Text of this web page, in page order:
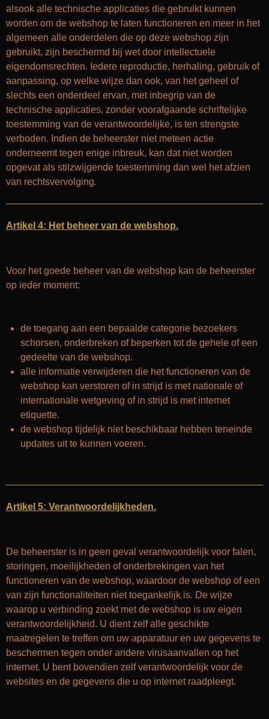
alsook alle technische applicaties die gebruikt kunnen
worden om de webshop te laten functioneren en meer in het
algemeen alle onderdelen die op deze webshop zijn
gebruikt, zijn beschermd bij wet door intellectuele
eigendomsrechten. Iedere reproductie, herhaling, gebruik of
aanpassing, op welke wijze dan ook, van het geheel of
slechts een onderdeel ervan, met inbegrip van de
technische applicaties, zonder voorafgaande schriftelijke
toestemming van de verantwoordelijke, is ten strengste
verboden. Indien de beheerster niet meteen actie
onderneemt tegen enige inbreuk, kan dat niet worden
opgevat als stilzwijgende toestemming dan wel het afzien
van rechtsvervolging.
Artikel 4: Het beheer van de webshop.
Voor het goede beheer van de webshop kan de beheerster
op ieder moment:
de toegang aan een bepaalde categorie bezoekers
schorsen, onderbreken of beperken tot de gehele of een
gedeelte van de webshop.
alle informatie verwijderen die het functioneren van de
webshop kan verstoren of in strijd is met nationale of
internationale wetgeving of in strijd is met internet
etiquette.
de webshop tijdelijk niet beschikbaar hebben teneinde
updates uit te kunnen voeren.
Artikel 5: Verantwoordelijkheden.
De beheerster is in geen geval verantwoordelijk voor falen,
storingen, moeilijkheden of onderbrekingen van het
functioneren van de webshop, waardoor de webshop of een
van zijn functionaliteiten niet toegankelijk is. De wijze
waarop u verbinding zoekt met de webshop is uw eigen
verantwoordelijkheid. U dient zelf alle geschikte
maatregelen te treffen om uw apparatuur en uw gegevens te
beschermen tegen onder andere virusaanvallen op het
internet. U bent bovendien zelf verantwoordelijk voor de
websites en de gegevens die u op internet raadpleegt.